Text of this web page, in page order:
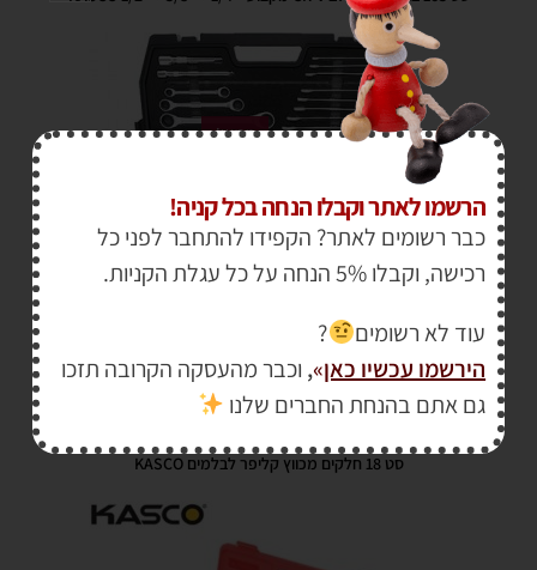
מבצע!
₪1,150.00
₪899.00
סט 18 חלקים מכווץ קליפר לבלמים KASCO
הרשמו לאתר וקבלו הנחה בכל קניה!
כבר רשומים לאתר? הקפידו להתחבר לפני כל
רכישה, וקבלו 5% הנחה על כל עגלת הקניות.
עוד לא רשומים
?
הירשמו עכשיו כאן»
, וכבר מהעסקה הקרובה תזכו
גם אתם בהנחת החברים שלנו